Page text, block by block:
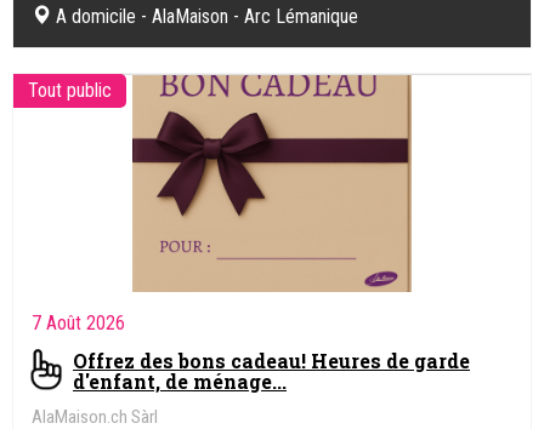
A domicile - AlaMaison - Arc Lémanique
Tout public
7 Août 2026
Offrez des bons cadeau! Heures de garde
d'enfant, de ménage...
AlaMaison.ch Sàrl